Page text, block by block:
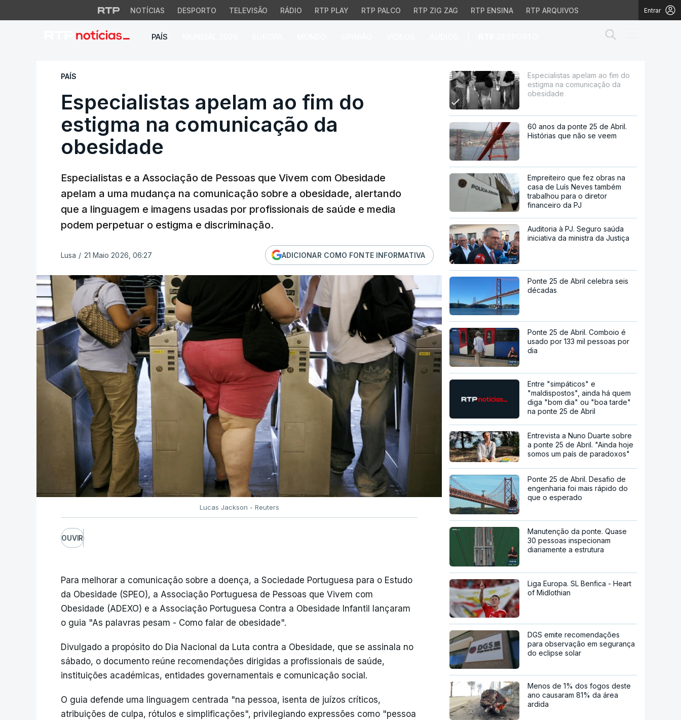
NOTÍCIAS DESPORTO TELEVISÃO RÁDIO RTP PLAY RTP PALCO RTP ZIG ZAG RTP ENSINA RTP ARQUIVOS Entrar
PAÍS
Especialistas apelam ao fim do estigma na comunicação da
PAÍS
Especialistas apelam ao fim do
estigma na comunicação da
obesidade
Especialistas e a Associação de Pessoas que Vivem com Obesidade
apelam a uma mudança na comunicação sobre a obesidade, alertando
que a linguagem e imagens usadas por profissionais de saúde e media
podem perpetuar o estigma e discriminação.
Lusa / 21 Maio 2026, 06:27 ADICIONAR COMO FONTE INFORMATIVA
Lucas Jackson - Reuters
OUVIR
Para melhorar a comunicação sobre a doença, a Sociedade Portuguesa para o Estudo
da Obesidade (SPEO), a Associação Portuguesa de Pessoas que Vivem com
Obesidade (ADEXO) e a Associação Portuguesa Contra a Obesidade Infantil lançaram
o guia "As palavras pesam - Como falar de obesidade".
Divulgado a propósito do Dia Nacional da Luta contra a Obesidade, que se assinala no
sábado, o documento reúne recomendações dirigidas a profissionais de saúde,
instituições académicas, entidades governamentais e comunicação social.
O guia defende uma linguagem centrada "na pessoa, isenta de juízos críticos,
atribuições de culpa, rótulos e simplificações", privilegiando expressões como "pessoa
Especialistas apelam ao fim do
estigma na comunicação da
obesidade
60 anos da ponte 25 de Abril.
Histórias que não se veem
Empreiteiro que fez obras na
casa de Luís Neves também
trabalhou para o diretor
financeiro da PJ
Auditoria à PJ. Seguro saúda
iniciativa da ministra da Justiça
Ponte 25 de Abril celebra seis
décadas
Ponte 25 de Abril. Comboio é
usado por 133 mil pessoas por
dia
Entre "simpáticos" e
"maldispostos", ainda há quem
diga "bom dia" ou "boa tarde"
na ponte 25 de Abril
Entrevista a Nuno Duarte sobre
a ponte 25 de Abril. "Ainda hoje
somos um país de paradoxos"
Ponte 25 de Abril. Desafio de
engenharia foi mais rápido do
que o esperado
Manutenção da ponte. Quase
30 pessoas inspecionam
diariamente a estrutura
Liga Europa. SL Benfica - Heart
of Midlothian
DGS emite recomendações
para observação em segurança
do eclipse solar
Menos de 1% dos fogos deste
ano causaram 81% da área
ardida